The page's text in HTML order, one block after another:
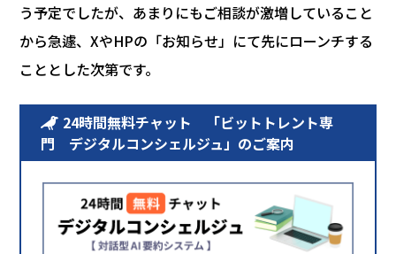
う予定でしたが、あまりにもご相談が激増していること
から急遽、XやHPの「お知らせ」にて先にローンチする
こととした次第です。
24時間無料チャット 「ビットトレント専
門 デジタルコンシェルジュ」のご案内